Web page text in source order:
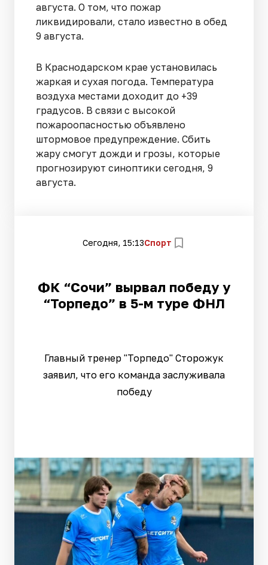
августа. О том, что пожар
ликвидировали, стало известно в обед
9 августа.
В Краснодарском крае установилась
жаркая и сухая погода. Температура
воздуха местами доходит до +39
градусов. В связи с высокой
пожароопасностью объявлено
штормовое предупреждение. Сбить
жару смогут дожди и грозы, которые
прогнозируют синоптики сегодня, 9
августа.
Сегодня, 15:13Спорт
ФК “Сочи” вырвал победу у
“Торпедо” в 5-м туре ФНЛ
Главный тренер "Торпедо" Сторожук
заявил, что его команда заслуживала
победу